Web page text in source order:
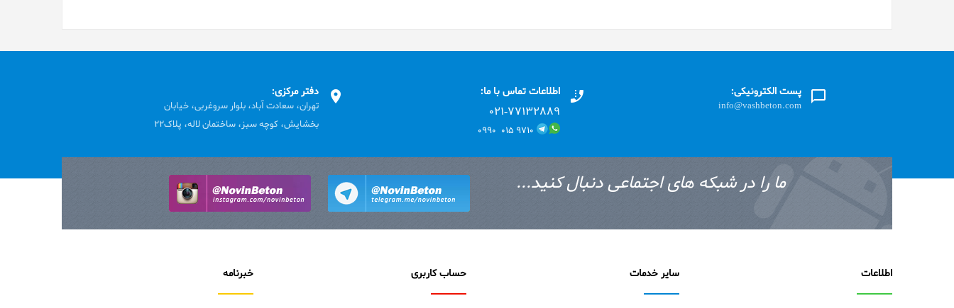
پست الکترونیکی:
info@vashbeton.com
اطلاعات تماس با ما:
۰۲۱-۷۷۱٣۲۸۸۹
۹۷۱۰ ۰۱۵ ۰۹۹۰
دفتر مرکزی:
تهران، سعادت آباد، بلوار سروغربی، خیابان
بخشایش، کوچه سبز، ساختمان لاله، پلاک22
ما را در شبکه های اجتماعی دنبال کنید...
اطلاعات سایر خدمات حساب کاربری خبرنامه